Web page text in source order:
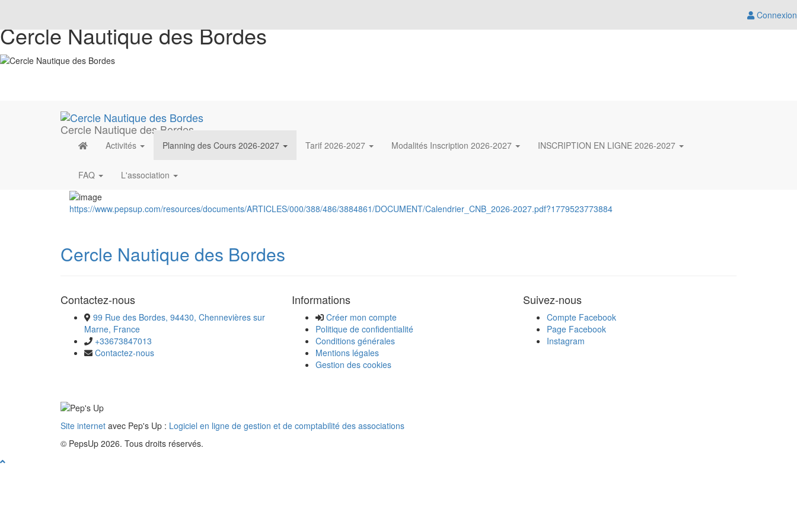
Connexion
Cercle Nautique des Bordes
Cercle Nautique des Bordes
Activités Planning des Cours 2026-2027 Tarif 2026-2027 Modalités Inscription 2026-2027 INSCRIPTION EN LIGNE 2026-2027
FAQ L'association
https://www.pepsup.com/resources/documents/ARTICLES/000/388/486/3884861/DOCUMENT/Calendrier_CNB_2026-2027.pdf?1779523773884
Cercle Nautique des Bordes
Contactez-nous
99 Rue des Bordes, 94430, Chennevières sur
Marne, France
+33673847013
Contactez-nous
Informations
Créer mon compte
Politique de confidentialité
Conditions générales
Mentions légales
Gestion des cookies
Suivez-nous
Compte Facebook
Page Facebook
Instagram
Site internet avec Pep's Up : Logiciel en ligne de gestion et de comptabilité des associations
© PepsUp 2026. Tous droits réservés.